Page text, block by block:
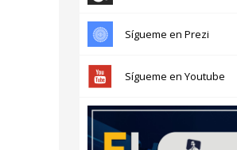
Sígueme en Prezi
Sígueme en Youtube